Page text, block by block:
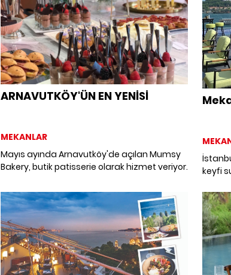
ARNAVUTKÖY'ÜN EN YENİSİ
MEKANLAR
Mayıs ayında Arnavutköy'de açılan Mumsy
Bakery, butik patisserie olarak hizmet veriyor.
keyfi